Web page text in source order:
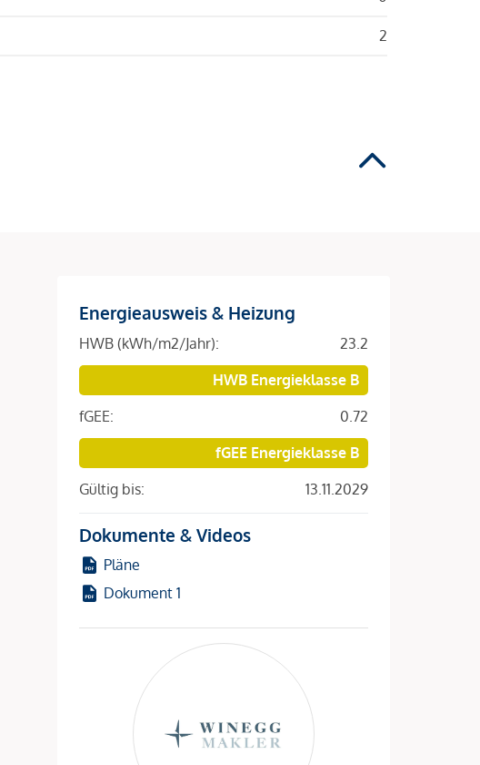
2
Energieausweis & Heizung
HWB (kWh/m2/Jahr):
23.2
HWB Energieklasse B
fGEE:
0.72
fGEE Energieklasse B
Gültig bis:
13.11.2029
Dokumente & Videos
Pläne
Dokument 1